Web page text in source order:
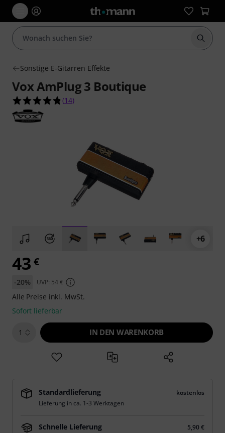
Suche
Sonstige E-Gitarren Effekte
Vox AmPlug 3 Boutique
4.8 von 5 Sternen aus 14 Kundenbewertungen
(14)
+6
43 €
-20% UVP: 54 €
Alle Preise inkl. MwSt.
Sofort lieferbar
1 IN DEN WARENKORB
Standardlieferung
kostenlos
Lieferung in ca. 1-3 Werktagen
Schnelle Lieferung
5,90 €